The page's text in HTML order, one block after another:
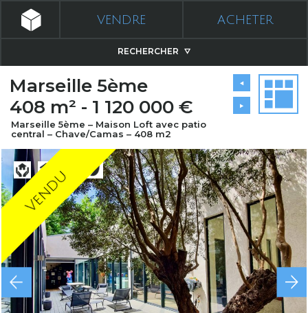
VENDRE ACHETER
RECHERCHER
Marseille 5ème
408 m² - 1 120 000 €
Marseille 5ème – Maison Loft avec patio
central – Chave/Camas – 408 m2
Vendu